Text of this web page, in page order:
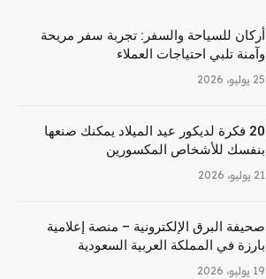
أركان للسياحة والسفر: تجربة سفر مريحة
وآمنة تلبي احتياجات العملاء
25 يوليو، 2026
20 فكرة لديكور عيد الميلاد يمكنك صنعها
بنفسك للأشخاص المكسورين
21 يوليو، 2026
صحيفة البرق الإلكترونية – منصة إعلامية
بارزة في المملكة العربية السعودية
19 يوليو، 2026